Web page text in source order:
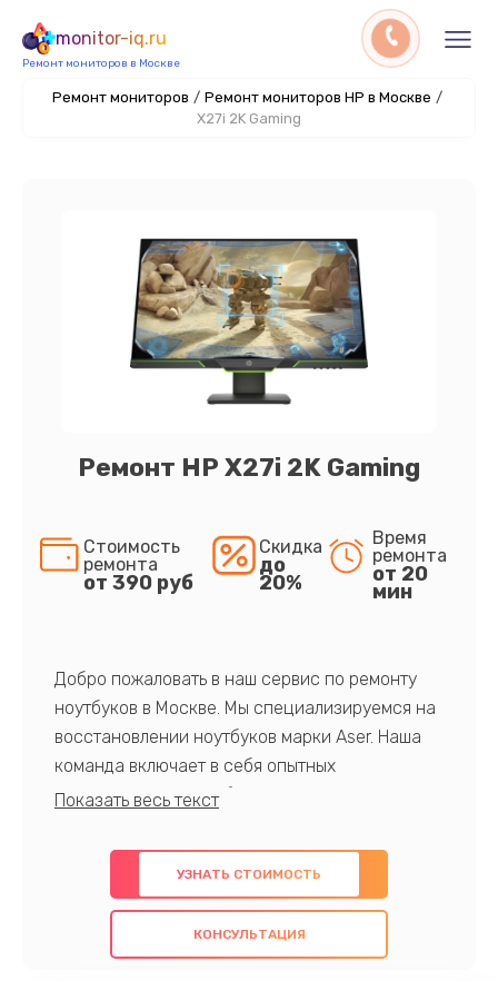
monitor-iq.ru
Ремонт мониторов в Москве
Ремонт мониторов / Ремонт мониторов HP в Москве /
X27i 2K Gaming
Ремонт HP X27i 2K Gaming
Стоимость
ремонта
от 390 руб
Скидка
до
20%
Время
ремонта
от 20
мин
Добро пожаловать в наш сервис по ремонту
ноутбуков в Москве. Мы специализируемся на
восстановлении ноутбуков марки Aser. Наша
команда включает в себя опытных
профессионалов с обширными знаниями и
предлагаем быстрый и качественный ремонт с
использованием оригинальных компонентов, а
также гарантируем качество всех
проведенных работ. Наша цель - предоставить
УЗНАТЬ СТОИМОСТЬ
КОНСУЛЬТАЦИЯ